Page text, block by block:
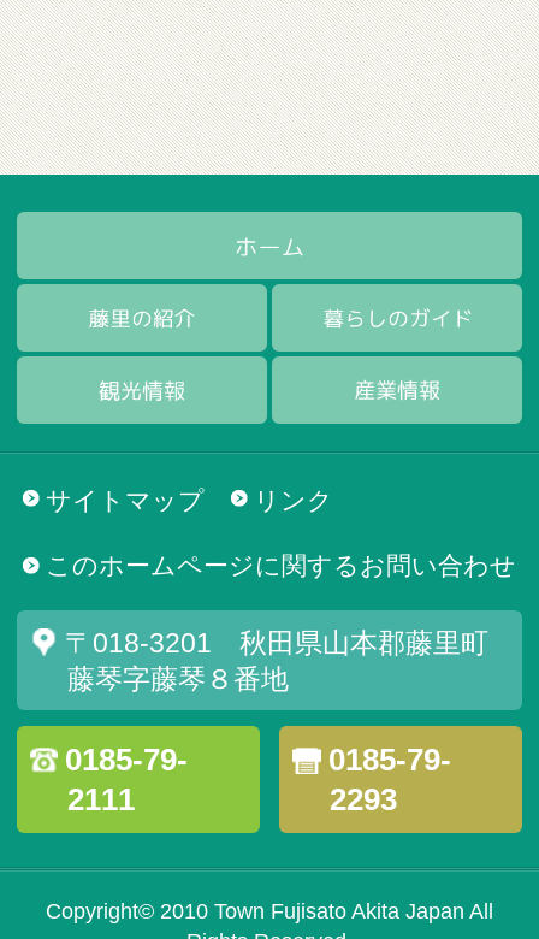
サイトマップ リンク
このホームページに関するお問い合わせ
〒018-3201 秋田県山本郡藤里町
藤琴字藤琴８番地
0185-79-
2111
0185-79-
2293
Copyright© 2010 Town Fujisato Akita Japan All